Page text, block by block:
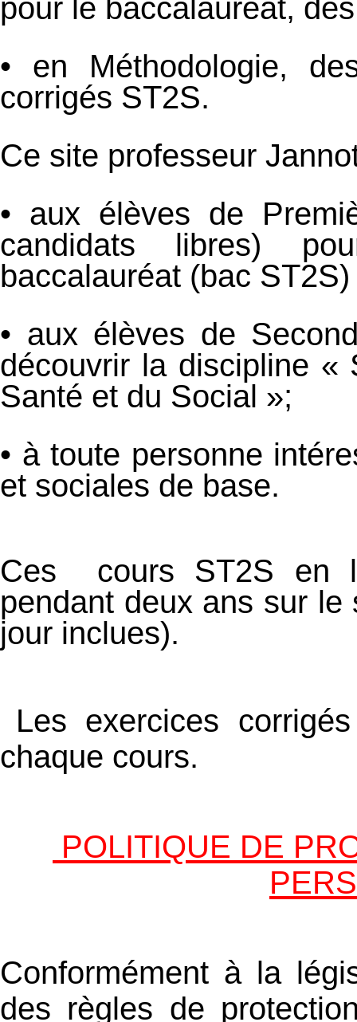
pour le baccalauréat,
• en Méthodologie,
corrigés ST2S.
Ce site professeur
• aux élèves de
candidats libres)
baccalauréat (bac
• aux élèves de
découvrir la discipline «
Santé et du Social »;
• à toute personne
et sociales de base.
Ces cours ST2S en
pendant deux ans sur
jour inclues).
Les exercices
chaque cours.
POLITIQUE DE
Conformément à la
des règles de